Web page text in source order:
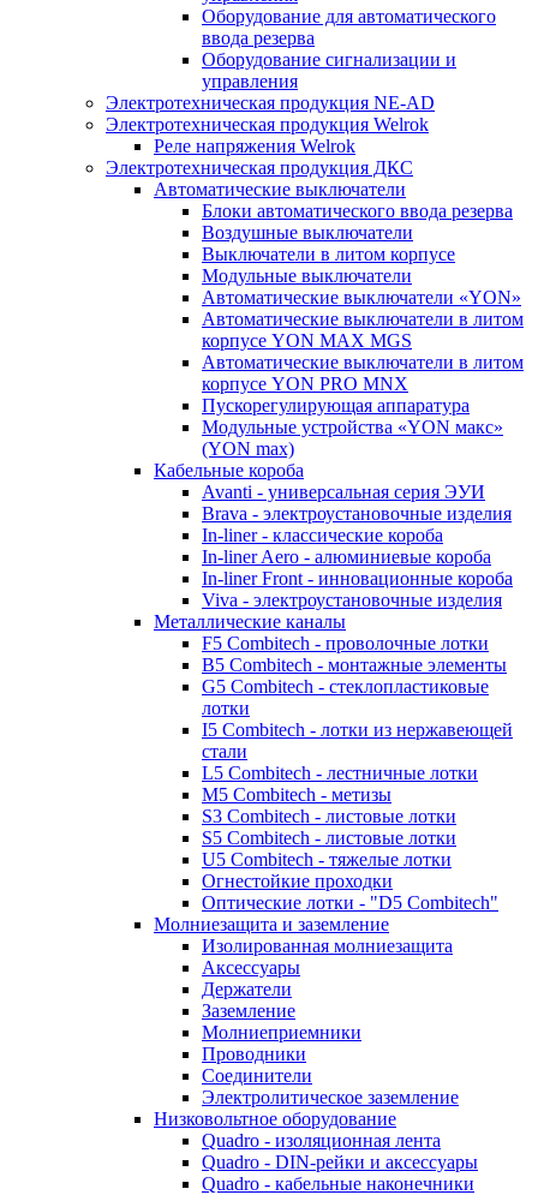
Оборудование для автоматического
ввода резерва
Оборудование сигнализации и
управления
Электротехническая продукция NE-AD
Электротехническая продукция Welrok
Реле напряжения Welrok
Электротехническая продукция ДКС
Автоматические выключатели
Блоки автоматического ввода резерва
Воздушные выключатели
Выключатели в литом корпусе
Модульные выключатели
Автоматические выключатели «YON»
Автоматические выключатели в литом
корпусе YON MAX MGS
Автоматические выключатели в литом
корпусе YON PRO MNX
Пускорегулирующая аппаратура
Модульные устройства «YON макс»
(YON max)
Кабельные короба
Avanti - универсальная серия ЭУИ
Brava - электроустановочные изделия
In-liner - классические короба
In-liner Aero - алюминиевые короба
In-liner Front - инновационные короба
Viva - электроустановочные изделия
Металлические каналы
F5 Combitech - проволочные лотки
B5 Combitech - монтажные элементы
G5 Combitech - стеклопластиковые
лотки
I5 Combitech - лотки из нержавеющей
стали
L5 Combitech - лестничные лотки
M5 Combitech - метизы
S3 Combitech - листовые лотки
S5 Combitech - листовые лотки
U5 Combitech - тяжелые лотки
Огнестойкие проходки
Оптические лотки - "D5 Combitech"
Молниезащита и заземление
Изолированная молниезащита
Аксессуары
Держатели
Заземление
Молниеприемники
Проводники
Соединители
Электролитическое заземление
Низковольтное оборудование
Quadro - изоляционная лента
Quadro - DIN-рейки и аксессуары
Quadro - кабельные наконечники